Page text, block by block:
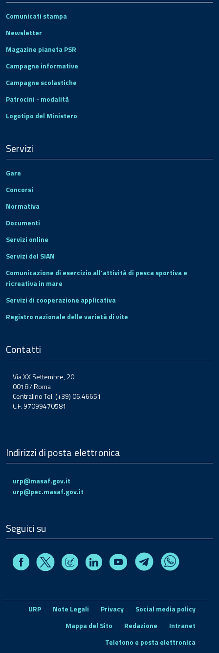
Comunicati stampa
Newsletter
Magazine pianeta PSR
Campagne informative
Campagne scolastiche
Patrocini - modalità
Logotipo del Ministero
Servizi
Gare
Concorsi
Normativa
Documenti
Servizi online
Servizi del SIAN
Comunicazione di esercizio all'attività di pesca sportiva e
ricreativa in mare
Servizi di cooperazione applicativa
Registro nazionale delle varietà di vite
Contatti
Via XX Settembre, 20
00187 Roma
Centralino Tel. (+39) 06.46651
C.F. 97099470581
Indirizzi di posta elettronica
urp@masaf.gov.it
urp@pec.masaf.gov.it
Seguici su
FacebookX InstagramLinkedin Youtube TelegramWhatsapp
URP Note Legali Privacy
Social media policy
Mappa del Sito
Redazione
Intranet
Telefono e posta elettronica